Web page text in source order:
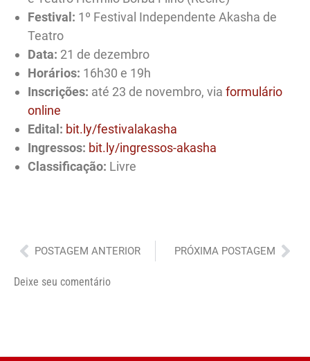
Festival: 1º Festival Independente Akasha de
Teatro
Data: 21 de dezembro
Horários: 16h30 e 19h
Inscrições: até 23 de novembro, via formulário
online
Edital: bit.ly/festivalakasha
Ingressos: bit.ly/ingressos-akasha
Classificação: Livre
Anterior
POSTAGEM ANTERIOR PRÓXIMA POSTAGEM
Deixe seu comentário